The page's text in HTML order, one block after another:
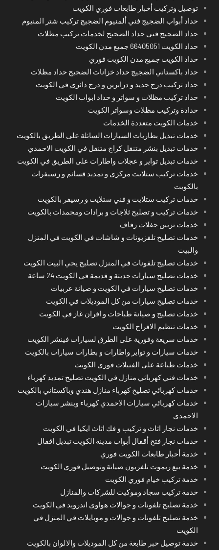
توصيل وتركيب أخبار طابعات فوري الكويت
حداد أبواب الضجيج فني ألمنيوم الضجيج تركيب شتر المنيوم
حداد الضجيج فني حداد الضجيج لخدمات تركيب مظلات
حداد الكويت 66405051 جميع مدن الكويت
حداد الكويت جميع مدن الكويت فوري
حداد باكستاني الضجيج حداد خزانات الضجيج حداد مظلات
حداد تركيب درج حديد و درابزين و درج دائري في الكويت
حداد تركيب مظلات و سواتر و حداد ابواب الكويت
حدادة وتركيب مظلات وسواتر الكويت
خدمات الكويت متعددة الخدمات
خدمات تبديل بطاريات السيارات السائلة على الطريق بالكويت
خدمات تبديل بنشر متنقل كراج متنقل في الكويت الاحمدي
خدمات تبديل تواير و عجلات واطارات على الطريق في الكويت
خدمات تركيب ستلايت مركزي و تمديد قسائم و رسيفرات
بالكويت
خدمات تركيب ستلايت و فني ستلايت و رسيفر بالكويت
خدمات تركيب و تصليح ثلاجات و برادات ومجمدات بالكويت
خدمات تزيين حفلات زفاف
خدمات تصليح تلفزيونات و شاشات في الكويت في المنزل
والبيت
خدمات تصليح تلفونات في المنزل تصليح يجي البيت الكويت
خدمات تصليح سيارات حديثة و قديمة في الكويت 24 ساعة
خدمات تصليح سيارات في الكويت و صيانة عربيات
خدمات تصليح سيارات من كل الموديلات في الكويت
خدمات تصليح و صيانة طباخات و افران غاز في الكويت
خدمات تنظيم الافراح الكويت
خدمات سريعة وفورية على الطرق لسيارات فينشر الكويت
خدمات سيارات و تواير واطارات و بطارات سيارات بالكويت
خدمات طباعة على الفنيلات فوري الكويت
خدمات فني كهربائي منازل في الكويت تصليح تمديد كهرباء
خدمات كهربائي تصليح كهرباء منازل هندي وباكستاني بالكويت
خدمات كهربائي سيارات الاحمدي كهرباء وبنشر سيارات
الاحمدي
خدمات نجار اثاث و تركيب و فك اثاث ايكيا في الكويت
خدمات نجار فتح أقفال أبواب مدينة الكويت تبديل اقفال
خدمة أحبار طابعات الكويت فوري
خدمة بيع ريموت تلفزيون صيانة وتوصيل فوري الكويت
خدمة تركيب خيام فوري الكويت
خدمة تركيب سجاد وموكيت للشركات والمنازل
خدمة تصليح تلفونات و جوالات هواوي اندرويد في الكويت
خدمة تصليح تلفونات و جوالات و موبايلات في المنزل في
الكويت
خدمة توصيل حبر طابعة من كل الموديلات والالوان بالكويت